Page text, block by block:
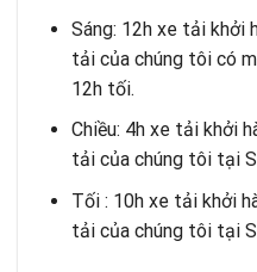
Sáng: 12h xe tải khởi
tải của chúng tôi có
12h tối.
Chiều: 4h xe tải khởi
tải của chúng tôi tại
Tối : 10h xe tải khởi
tải của chúng tôi tại